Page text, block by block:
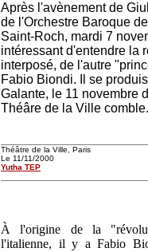
Après l'avènement de
de l'Orchestre Baroque
Saint-Roch, mardi 7
intéressant d'entendre la
interposé, de l'autre
Fabio Biondi. Il se
Galante, le 11 novembre
Théâre de la Ville comble.
Théâtre de la Ville, Paris
Le 11/11/2000
Yutha TEP
À l'origine de la
l'italienne, il y a Fabio